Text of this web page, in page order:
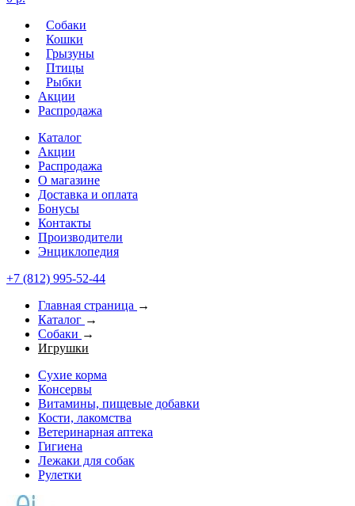
Собаки
Кошки
Грызуны
Птицы
Рыбки
Акции
Распродажа
Каталог
Акции
Распродажа
О магазине
Доставка и оплата
Бонусы
Контакты
Производители
Энциклопедия
+7 (812) 995-52-44
Главная страница →
Каталог →
Собаки →
Игрушки
Сухие корма
Консервы
Витамины, пищевые добавки
Кости, лакомства
Ветеринарная аптека
Гигиена
Лежаки для собак
Рулетки